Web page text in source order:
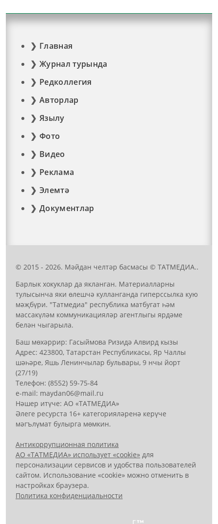
Главная
Журнал турында
Редколлегия
Авторлар
Язылу
Фото
Видео
Реклама
Элемтә
Документлар
© 2015 - 2026. Мәйдан челтәр басмасы © ТАТМЕДИА..
Барлык хокуклар да якланган. Материалларны
тулысынча яки өлешчә кулланганда гиперссылка кую
мәҗбүри. "Татмедиа" республика матбугат һәм
массакүләм коммуникацияләр агентлыгы ярдәме
белән чыгарыла.
Баш мөхәррир: Гасыймова Ризидә Алвирд кызы
Адрес: 423800, Татарстан Республикасы, Яр Чаллы
шәһәре, Яшь Ленинчылар бульвары, 9 нчы йорт
(27/19)
Телефон: (8552) 59-75-84
е-mail: mауdаn06@mail.гu
Нәшер итүче: АО «ТАТМЕДИА»
Әлеге ресурста 16+ категорияләренә керүче
мәгълүмат булырга мөмкин.
Антикоррупционная политика
АО «ТАТМЕДИА» использует «cookie» для
персонализации сервисов и удобства пользователей
сайтом. Использование «cookie» можно отменить в
настройках браузера.
Политика конфиденциальности